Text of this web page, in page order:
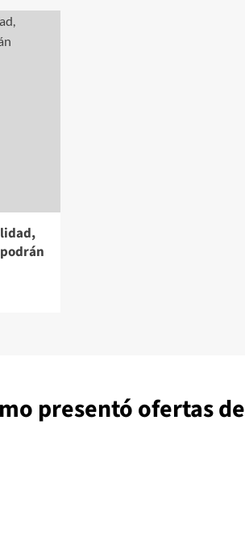
presentó ofertas de